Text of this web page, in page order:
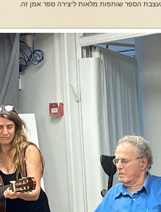
הספר שותפות מלאות ליצירה ספר אמן זה.